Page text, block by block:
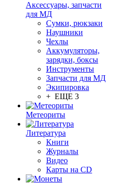
Аксессуары, запчасти
для МД
Сумки, рюкзаки
Наушники
Чехлы
Аккумуляторы,
зарядки, боксы
Инструменты
Запчасти для МД
Экипировка
+ ЕЩЕ 3
Метеориты
Литература
Книги
Журналы
Видео
Карты на CD